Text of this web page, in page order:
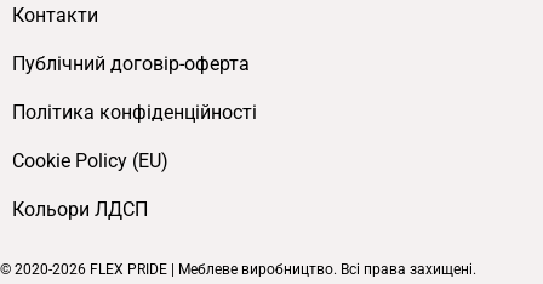
Контакти
Публічний договір-оферта
Політика конфіденційності
Cookie Policy (EU)
Кольори ЛДСП
© 2020-2026 FLEX PRIDE | Меблеве виробництво. Всі права захищені.